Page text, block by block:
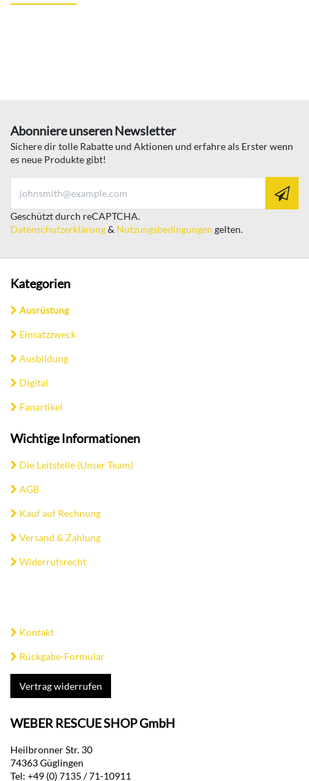
Abonniere unseren Newsletter
Sichere dir tolle Rabatte und Aktionen und erfahre als Erster wenn
es neue Produkte gibt!
Geschützt durch reCAPTCHA.
Datenschutzerklärung& Nutzungsbedingungen gelten.
Kategorien
Ausrüstung
Einsatzzweck
Ausbildung
Digital
Fanartikel
Wichtige Informationen
Die Leitstelle (Unser Team)
AGB
Kauf auf Rechnung
Versand & Zahlung
Widerrufsrecht
Kontakt
Rückgabe-Formular
Vertrag widerrufen
WEBER RESCUE SHOP GmbH
Heilbronner Str. 30
74363 Güglingen
Tel: +49 (0) 7135 / 71-10911